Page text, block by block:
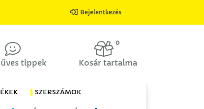
Bejelentkezés
tippek
0
Kosár tartalma
SZERSZÁMOK